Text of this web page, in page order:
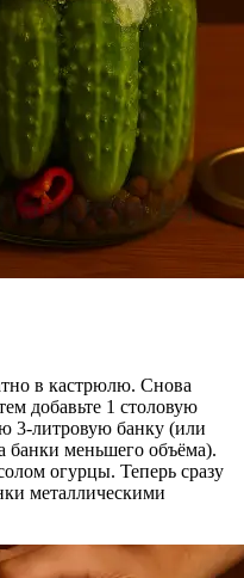
в кастрюлю. Снова
добавьте 1 столовую
3-литровую банку (или
банки меньшего объёма).
огурцы. Теперь сразу
металлическими